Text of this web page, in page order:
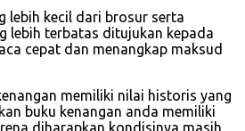
lebih kecil dari brosur serta
lebih terbatas ditujukan kepada
cepat dan menangkap maksud
memiliki nilai historis yang
buku kenangan anda memiliki
diharapkan kondisinya masih